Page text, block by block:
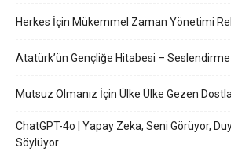
Herkes İçin Mükemmel Zaman Yönetimi
Atatürk’ün Gençliğe Hitabesi – Seslendirme
Mutsuz Olmanız İçin Ülke Ülke Gezen
ChatGPT-4o | Yapay Zeka, Seni Görüyor,
Söylüyor